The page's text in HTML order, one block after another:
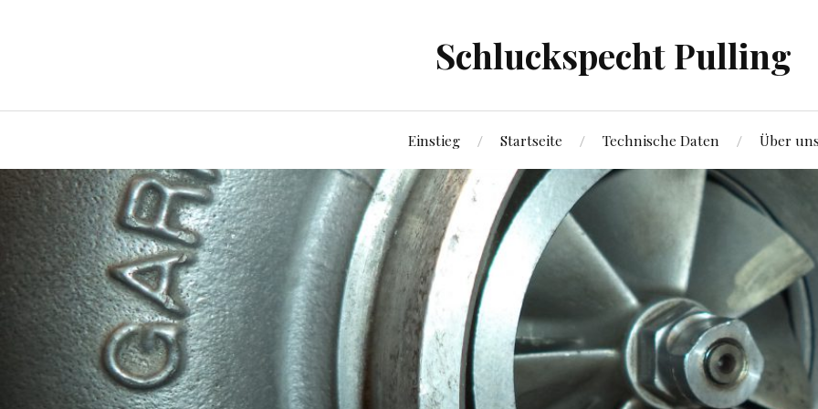
Schluckspecht Pulling
Einstieg Startseite Technische Daten Über